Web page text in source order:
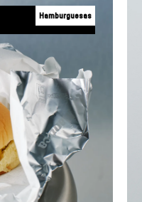
Hamburguesas